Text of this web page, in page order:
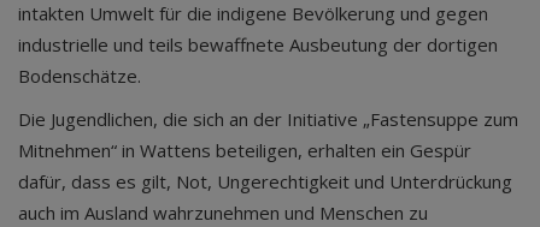
intakten Umwelt für die indigene Bevölkerung und gegen
industrielle und teils bewaffnete Ausbeutung der dortigen
Bodenschätze.
Die Jugendlichen, die sich an der Initiative „Fastensuppe zum
Mitnehmen“ in Wattens beteiligen, erhalten ein Gespür
dafür, dass es gilt, Not, Ungerechtigkeit und Unterdrückung
auch im Ausland wahrzunehmen und Menschen zu